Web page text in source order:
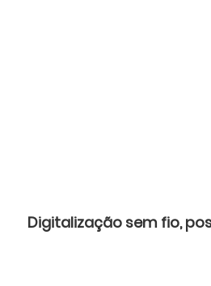
Digitalização sem fio,